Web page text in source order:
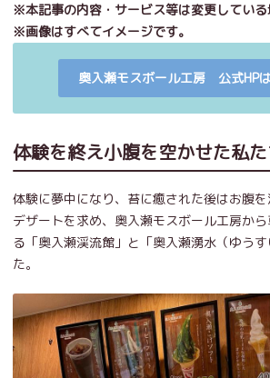
※本記事の内容・サービス等は変更している
※画像はすべてイメージです。
奥入瀬モスボール工房 公式HP
体験を終え小腹を空かせた私
体験に夢中になり、苔に癒された後はお腹
デザートを求め、奥入瀬モスボール工房か
る「奥入瀬渓流館」と「奥入瀬湧水（ゆう
た。